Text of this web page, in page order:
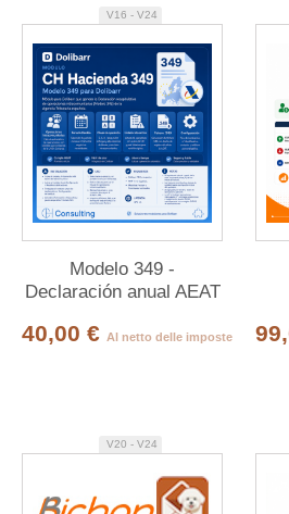
V16 - V24
Modelo 349 -
Declaración anual AEAT
40,00 € Al netto delle imposte
V20 - V24